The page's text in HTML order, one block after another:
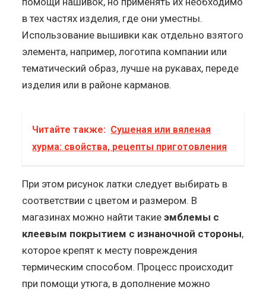
в тех частях изделия, где они уместны.
Использование вышивки как отдельно взятого
элемента, например, логотипа компании или
тематический образ, лучше на рукавах, переде
изделия или в районе карманов.
Читайте также: Сушеная или вяленая
хурма: свойства, рецепты приготовления
При этом рисунок латки следует выбирать в
соответствии с цветом и размером. В
магазинах можно найти такиеэмблемы с
клеевым покрытием с изнаночной стороны,
которое крепят к месту повреждения
термическим способом. Процесс происходит
при помощи утюга, в дополнение можно